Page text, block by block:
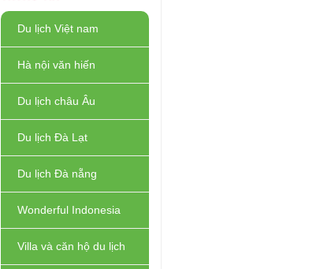
Du lịch Việt nam
Hà nội văn hiến
Du lịch châu Âu
Du lịch Đà Lạt
Du lịch Đà nẵng
Wonderful Indonesia
Villa và căn hộ du lịch